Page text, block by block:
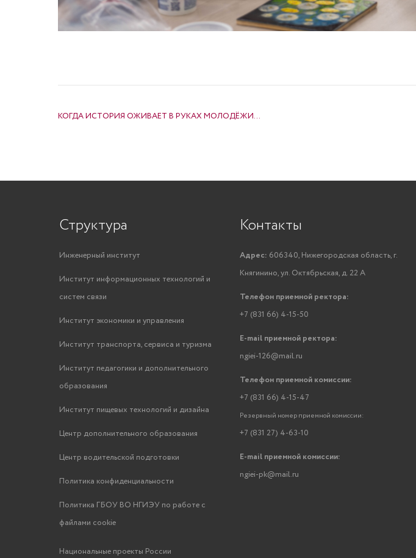
КОГДА ИСТОРИЯ ОЖИВАЕТ В РУКАХ МОЛОДЁЖИ…
Структура
Инженерный институт
Институт информационных технологий и
систем связи
Институт экономики и управления
Институт транспорта, сервиса и туризма
Институт педагогики и дополнительного
образования
Институт пищевых технологий и дизайна
Центр дополнительного образования
Центр водительской подготовки
Политика конфиденциальности
Политика ГБОУ ВО НГИЭУ по работе с
файлами cookie
Национальные проекты России
Контакты
Адрес: 606340, Нижегородская область, г.
Княгинино, ул. Октябрьская, д. 22 А
Телефон приемной ректора:
+7 (831 66) 4-15-50
E-mail приемной ректора:
ngiei-126@mail.ru
Телефон приемной комиссии:
+7 (831 66) 4-15-47
Резервный номер приемной комиссии:
+7 (831 27) 4-63-10
E-mail приемной комиссии:
ngiei-pk@mail.ru